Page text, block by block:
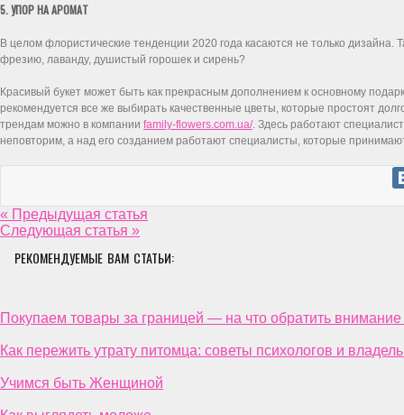
5. УПОР НА АРОМАТ
В целом флористические тенденции 2020 года касаются не только
фрезию, лаванду, душистый горошек и сирень?
Красивый букет может быть как прекрасным дополнением к основному
рекомендуется все же выбирать качественные цветы, которые простоят
трендам можно в компании family-flowers.com.ua/. Здесь работают
неповторим, а над его созданием работают специалисты, которые
« Предыдущая статья
Следующая статья »
РЕКОМЕНДУЕМЫЕ ВАМ СТАТЬИ:
Покупаем товары за границей — на что обратить
Как пережить утрату питомца: советы психологов и
Учимся быть Женщиной